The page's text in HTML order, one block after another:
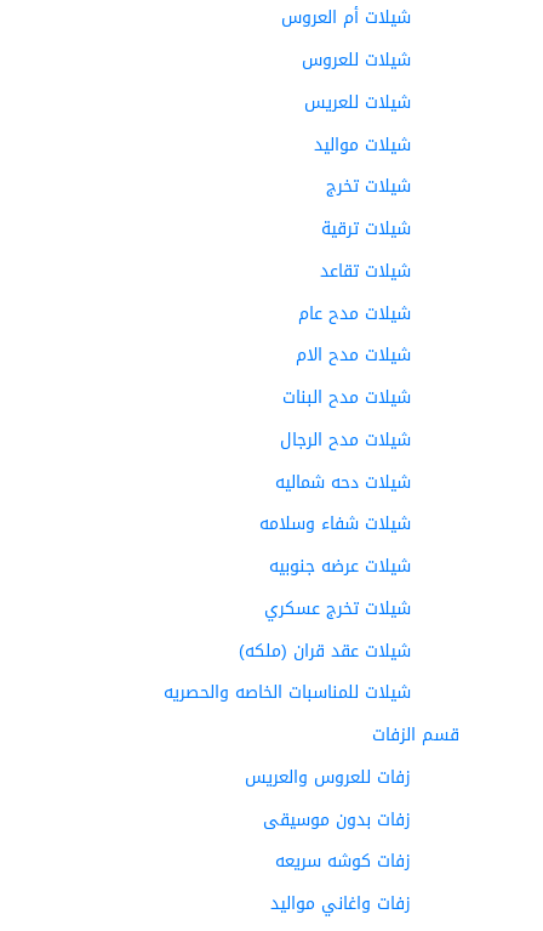
شيلات أم العروس
شيلات للعروس
شيلات للعريس
شيلات مواليد
شيلات تخرج
شيلات ترقية
شيلات تقاعد
شيلات مدح عام
شيلات مدح الام
شيلات مدح البنات
شيلات مدح الرجال
شيلات دحه شماليه
شيلات شفاء وسلامه
شيلات عرضه جنوبيه
شيلات تخرج عسكري
شيلات عقد قران (ملكه)
شيلات للمناسبات الخاصه والحصريه
قسم الزفات
زفات للعروس والعريس
زفات بدون موسيقى
زفات كوشه سريعه
زفات واغاني مواليد